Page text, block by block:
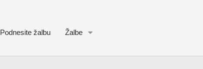
Podnesite žalbu Žalbe